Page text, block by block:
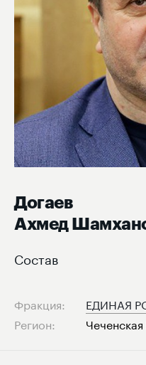
Догаев
Ахмед
Состав
Фракция:
ЕДИНАЯ
Регион: